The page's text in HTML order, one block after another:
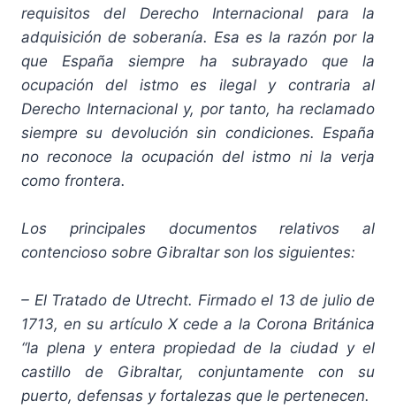
requisitos del Derecho Internacional para la
adquisición de soberanía. Esa es la razón por la
que España siempre ha subrayado que la
ocupación del istmo es ilegal y contraria al
Derecho Internacional y, por tanto, ha reclamado
siempre su devolución sin condiciones. España
no reconoce la ocupación del istmo ni la verja
como frontera.
Los principales documentos relativos al
contencioso sobre Gibraltar son los siguientes:
– El Tratado de Utrecht. Firmado el 13 de julio de
1713, en su artículo X cede a la Corona Británica
“la plena y entera propiedad de la ciudad y el
castillo de Gibraltar, conjuntamente con su
puerto, defensas y fortalezas que le pertenecen.